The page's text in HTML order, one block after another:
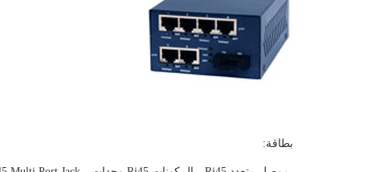
بطاقة: